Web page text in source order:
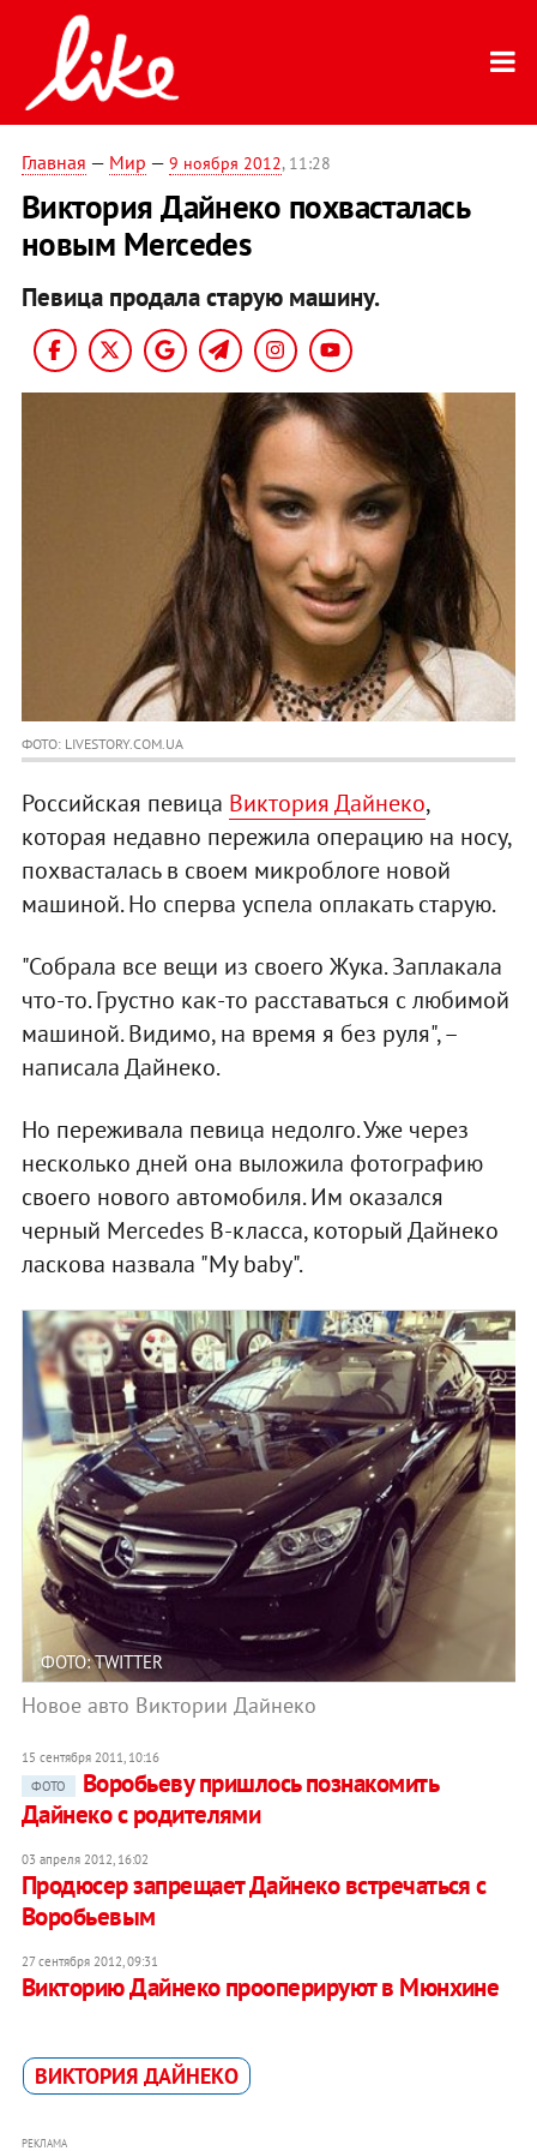
Главная — Мир — 9 ноября 2012, 11:28
Виктория Дайнеко похвасталась
новым Mercedes
Певица продала старую машину.
ФОТО: LIVESTORY.COM.UA
Российская певица Виктория Дайнеко,
которая недавно пережила операцию на носу,
похвасталась в своем микроблоге новой
машиной. Но сперва успела оплакать старую.
"Собрала все вещи из своего Жука. Заплакала
что-то. Грустно как-то расставаться с любимой
машиной. Видимо, на время я без руля", –
написала Дайнеко.
Но переживала певица недолго. Уже через
несколько дней она выложила фотографию
своего нового автомобиля. Им оказался
черный Mercedes B-класса, который Дайнеко
ласкова назвала "My baby".
ФОТО: TWITTER
Новое авто Виктории Дайнеко
15 сентября 2011, 10:16
ФОТО
Воробьеву пришлось познакомить
Дайнеко с родителями
03 апреля 2012, 16:02
Продюсер запрещает Дайнеко встречаться с
Воробьевым
27 сентября 2012, 09:31
Викторию Дайнеко прооперируют в Мюнхине
ВИКТОРИЯ ДАЙНЕКО
РЕКЛАМА